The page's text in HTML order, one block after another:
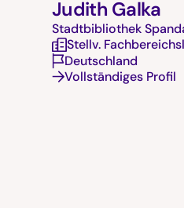
Judith Galka
Stadtbibliothek
Stellv.
Deutschland
Vollständiges Profil